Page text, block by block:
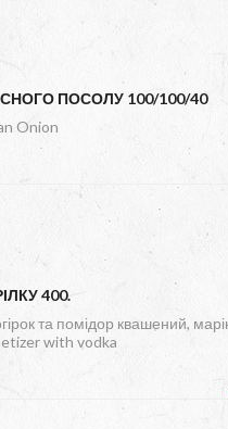
ПОСОЛУ 100/100/40
Onion
400.
та помідор квашений,
with vodka